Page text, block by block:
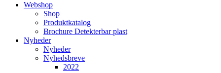
Webshop
Shop
Produktkatalog
Brochure Detekterbar plast
Nyheder
Nyheder
Nyhedsbreve
2022